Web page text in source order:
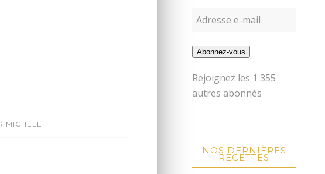
MICHÈLE
Abonnez-vous
Rejoignez les 1 355
autres abonnés
NOS DERNIÈRES
RECETTES